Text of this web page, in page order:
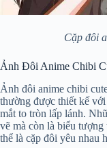
Cặp đôi
Ảnh Đôi Anime Chibi
Ảnh đôi anime chibi
thường được thiết kế
mắt to tròn lấp lánh.
vẽ mà còn là biểu
thể là cặp đôi yêu nhau